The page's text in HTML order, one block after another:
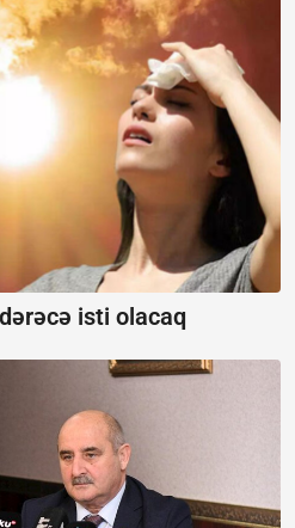
isti olacaq